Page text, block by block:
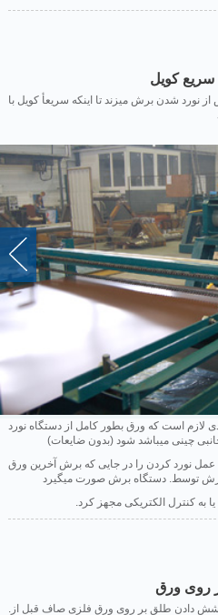
کویل
نورد شدن برش میزند تا اینکه سریعأ کویل با
لازم است که ورق بطور کامل از دستگاه نورد
چینی میباشد شود (بدون ضایعات)
عمل نورد کردن را در جایی که برش آخرین ورق
برش توسط. دستگاه برش صورت میگیرد
به کنترل الکتریکی مجهز کرد
روی ورق